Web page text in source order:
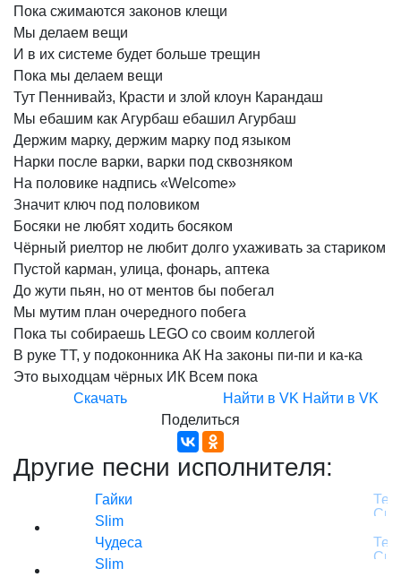
Пока сжимаются законов клещи
Мы делаем вещи
И в их системе будет больше трещин
Пока мы делаем вещи
Тут Пеннивайз, Красти и злой клоун Карандаш
Мы ебашим как Агурбаш ебашил Агурбаш
Держим марку, держим марку под языком
Нарки после варки, варки под сквозняком
На половике надпись «Welcome»
Значит ключ под половиком
Босяки не любят ходить босяком
Чёрный риелтор не любит долго ухаживать за стариком
Пустой карман, улица, фонарь, аптека
До жути пьян, но от ментов бы побегал
Мы мутим план очередного побега
Пока ты собираешь LEGO со своим коллегой
В руке ТТ, у подоконника АК На законы пи-пи и ка-ка
Это выходцам чёрных ИК Всем пока
Скачать
Найти в VK Найти в VK
Поделиться
Другие песни исполнителя:
Гайки
Slim
Чудеса
Slim